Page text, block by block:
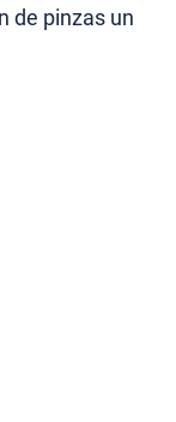
de pinzas un